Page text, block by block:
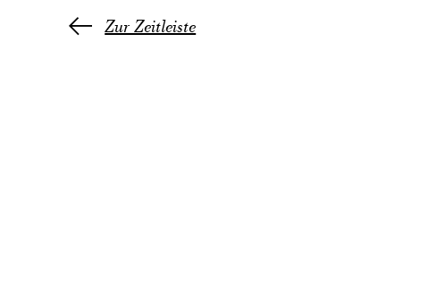
Zur Zeitleiste